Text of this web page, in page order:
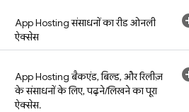
App Hostingसंसाधनों का रीड ओनली
ऐक्सेस
App Hostingबैकएंड, बिल्ड, और रिलीज़
के संसाधनों के लिए, पढ़ने/लिखने का पूरा
ऐक्सेस.